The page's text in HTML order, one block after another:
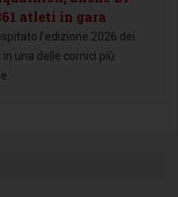
atleti in gara
l’edizione 2026 dei
una delle cornici più